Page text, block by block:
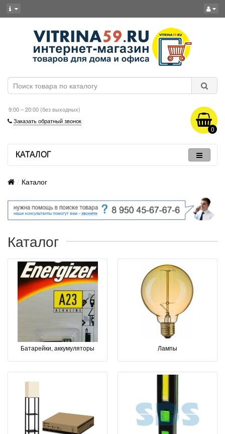
9:00 – 20:00 (без выходных)
Заказать обратный звонок
0
КАТАЛОГ
Каталог
Каталог
Батарейки, аккумуляторы Лампы